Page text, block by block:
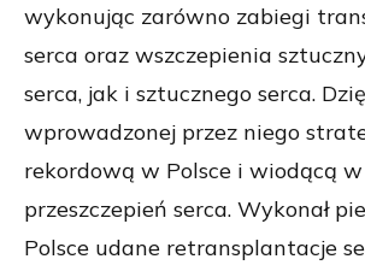
wykonując zarówno zabiegi
serca oraz wszczepienia
serca, jak i sztucznego serca.
wprowadzonej przez niego
rekordową w Polsce i wiodącą
przeszczepień serca. Wykonał
Polsce udane retransplantacje